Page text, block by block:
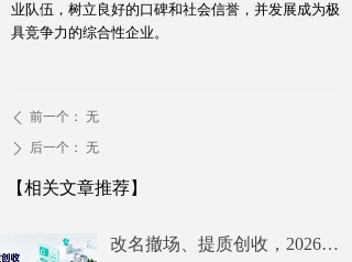
业队伍，树立良好的口碑和社会信誉，并发展成为极
具竞争力的综合性企业。
ꄴ 前一个： 无
ꄲ 后一个： 无
【相关文章推荐】
改名撤场、提质创收，2026上半年物企八大动作勾勒行业转型方向